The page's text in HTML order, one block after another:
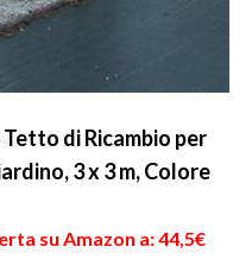
Tetto di Ricambio per
3 x 3 m, Colore
su Amazon a: 44,5€